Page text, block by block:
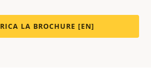
LA BROCHURE [EN]